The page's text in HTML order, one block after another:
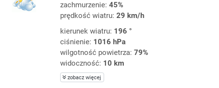
zachmurzenie: 45%
prędkość wiatru: 29 km/h
kierunek wiatru: 196 °
ciśnienie: 1016 hPa
wilgotność powietrza: 79%
widoczność: 10 km
zobacz więcej